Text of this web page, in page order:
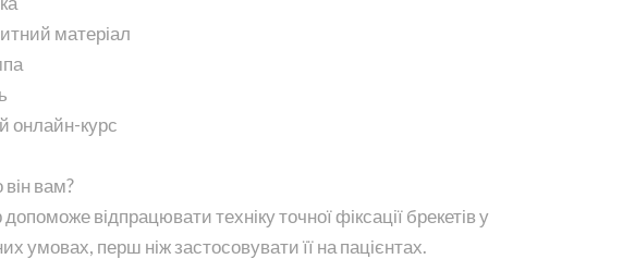
матеріал
онлайн-курс
вам?
відпрацювати техніку точної фіксації брекетів у
умовах, перш ніж застосовувати її на пацієнтах.